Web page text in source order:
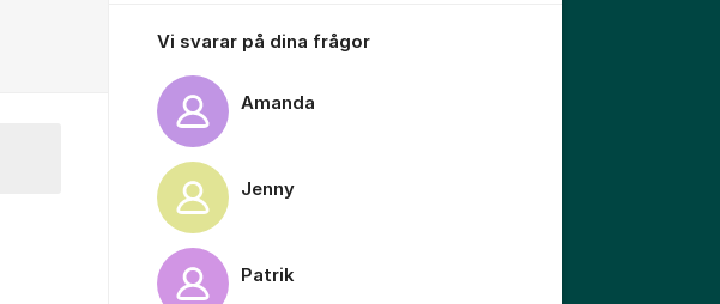
Vi svarar på dina frågor
Amanda
Jenny
Patrik